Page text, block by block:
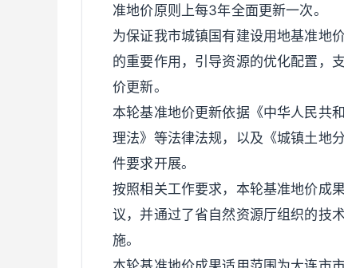
准地价原则上每3年全面更新一次。
为保证我市城镇国有建设用地基准地
的重要作用，引导资源的优化配置，
价更新。
本轮基准地价更新依据《中华人民共
理法》等法律法规，以及《城镇土地
件要求开展。
按照相关工作要求，本轮基准地价成
议，并通过了省自然资源厅组织的技
施。